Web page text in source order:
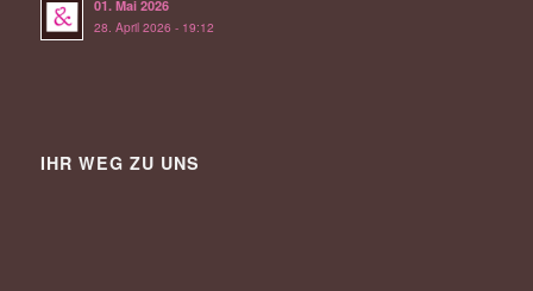
01. Mai 2026
28. April 2026 - 19:12
IHR WEG ZU UNS